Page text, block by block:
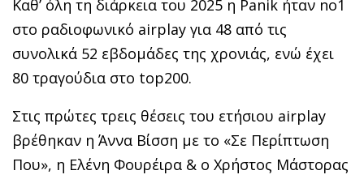
Καθ’ όλη τη διάρκεια του 2025 η Panik ήταν no1
στο ραδιοφωνικό airplay για 48 από τις
συνολικά 52 εβδομάδες της χρονιάς, ενώ έχει
80 τραγούδια στο top200.
Στις πρώτες τρεις θέσεις του ετήσιου airplay
βρέθηκαν η Άννα Βίσση με το «Σε Περίπτωση
Που», η Ελένη Φουρέιρα & ο Χρήστος Μάστορας